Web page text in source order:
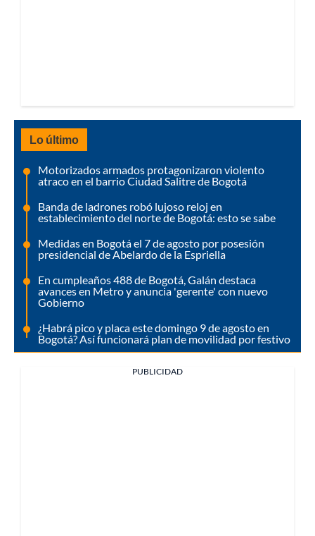
Lo último
Motorizados armados protagonizaron violento
atraco en el barrio Ciudad Salitre de Bogotá
Banda de ladrones robó lujoso reloj en
establecimiento del norte de Bogotá: esto se sabe
Medidas en Bogotá el 7 de agosto por posesión
presidencial de Abelardo de la Espriella
En cumpleaños 488 de Bogotá, Galán destaca
avances en Metro y anuncia 'gerente' con nuevo
Gobierno
¿Habrá pico y placa este domingo 9 de agosto en
Bogotá? Así funcionará plan de movilidad por festivo
PUBLICIDAD